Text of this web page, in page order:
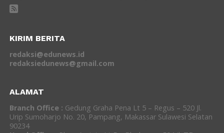
KIRIM BERITA
redaksi@edunews.id
redaksiedunews@gmail.com
ALAMAT
Branch Office : Gedung Graha Pena Lt 5 – Regus – 520 Jl.
Urip Sumoharjo No. 20, Pampang, Makassar Sulawesi Selatan
90234